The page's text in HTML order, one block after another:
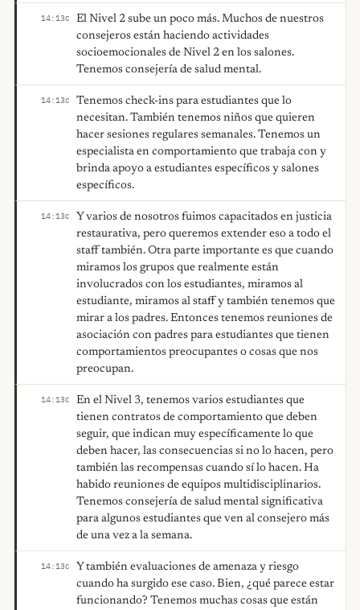
14:13C
El Nivel 2 sube un poco más. Muchos de nuestros
consejeros están haciendo actividades
socioemocionales de Nivel 2 en los salones.
Tenemos consejería de salud mental.
14:13C
Tenemos check-ins para estudiantes que lo
necesitan. También tenemos niños que quieren
hacer sesiones regulares semanales. Tenemos un
especialista en comportamiento que trabaja con y
brinda apoyo a estudiantes específicos y salones
específicos.
14:13C
Y varios de nosotros fuimos capacitados en justicia
restaurativa, pero queremos extender eso a todo el
staff también. Otra parte importante es que cuando
miramos los grupos que realmente están
involucrados con los estudiantes, miramos al
estudiante, miramos al staff y también tenemos que
mirar a los padres. Entonces tenemos reuniones de
asociación con padres para estudiantes que tienen
comportamientos preocupantes o cosas que nos
preocupan.
14:13C
En el Nivel 3, tenemos varios estudiantes que
tienen contratos de comportamiento que deben
seguir, que indican muy específicamente lo que
deben hacer, las consecuencias si no lo hacen, pero
también las recompensas cuando sí lo hacen. Ha
habido reuniones de equipos multidisciplinarios.
Tenemos consejería de salud mental significativa
para algunos estudiantes que ven al consejero más
de una vez a la semana.
14:13C
Y también evaluaciones de amenaza y riesgo
cuando ha surgido ese caso. Bien, ¿qué parece estar
funcionando? Tenemos muchas cosas que están